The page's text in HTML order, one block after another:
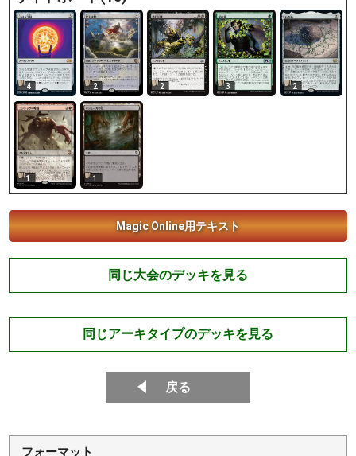
4 2 2 3 2
1 1
Magic Online用テキスト
同じ大会のデッキを見る
同じアーキタイプのデッキを見る
戻る
フォーマット